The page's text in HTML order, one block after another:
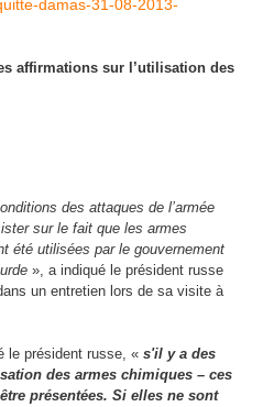
damas-31-08-2013-
affirmations sur l’utilisation des
des attaques de l’armée
sur le fait que les armes
été utilisées par le gouvernement
», a indiqué le président russe
un entretien lors de sa visite à
le président russe, « s'il y a des
des armes chimiques – ces
présentées. Si elles ne sont